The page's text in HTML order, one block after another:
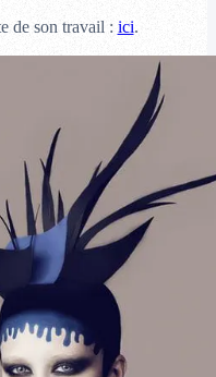
de son travail : ici.